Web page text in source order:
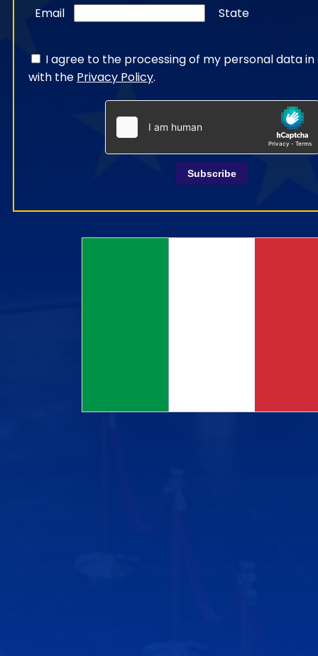
Email State
I agree to the processing of my personal data
with the Privacy Policy.
Subscribe